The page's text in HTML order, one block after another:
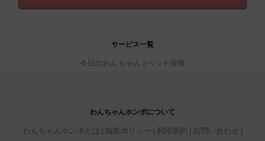
サービス一覧
今日のわんちゃん ペット保険
わんちゃんホンポについて
わんちゃんホンポとは 編集ポリシー 利用規約
お問い合わせ